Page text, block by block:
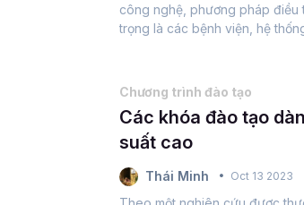
công nghệ, phương pháp điều
trọng là các bệnh viện, hệ
Chương trình đào tạo
Các khóa đào tạo
suất cao
Thái Minh Oct 13 2023